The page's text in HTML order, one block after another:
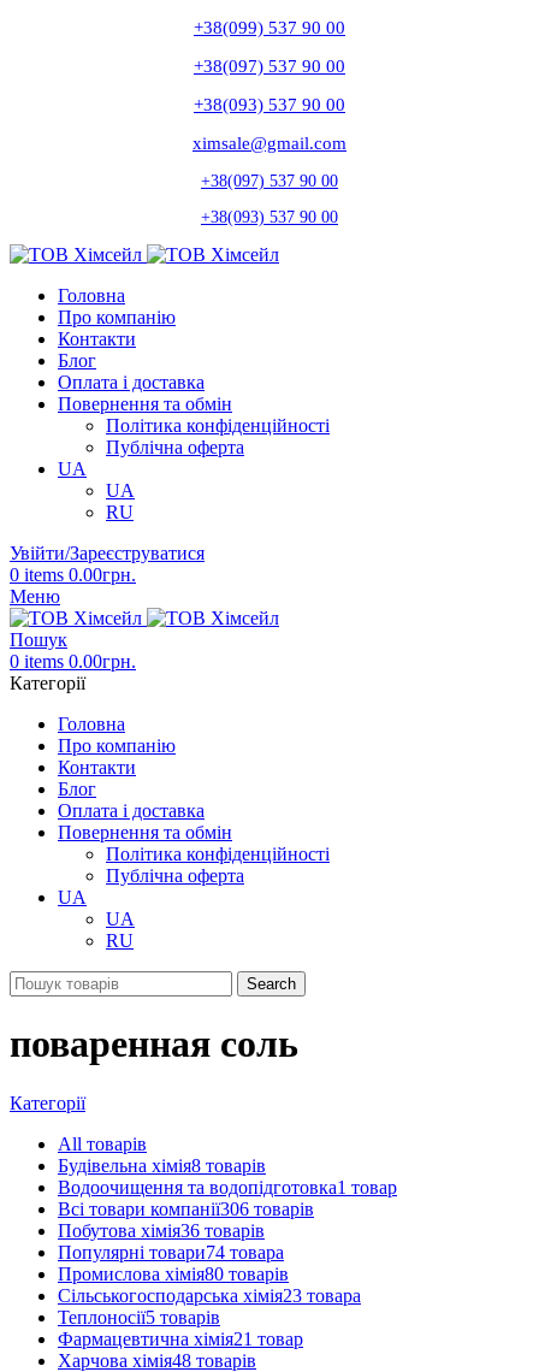
+38(099) 537 90 00
+38(097) 537 90 00
+38(093) 537 90 00
ximsale@gmail.com
+38(097) 537 90 00
+38(093) 537 90 00
Головна
Про компанію
Контакти
Блог
Оплата і доставка
Повернення та обмін
Політика конфіденційності
Публічна оферта
UA
UA
RU
Увійти/Зареєструватися
0 items 0.00грн.
Меню
Пошук
0 items 0.00грн.
Категорії
Головна
Про компанію
Контакти
Блог
Оплата і доставка
Повернення та обмін
Політика конфіденційності
Публічна оферта
UA
UA
RU
Search
поваренная соль
Категорії
All товарів
Будівельна хімія8 товарів
Водоочищення та водопідготовка1 товар
Всі товари компанії306 товарів
Побутова хімія36 товарів
Популярні товари74 товара
Промислова хімія80 товарів
Сільськогосподарська хімія23 товара
Теплоносії5 товарів
Фармацевтична хімія21 товар
Харчова хімія48 товарів